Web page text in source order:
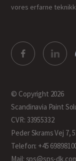
vores erfarne
© Copyright 2026
Scandinavia Paint
CVR: 33955332
Peder Skrams Vej 7,
Telefon: +45
Mail: sps@sps-